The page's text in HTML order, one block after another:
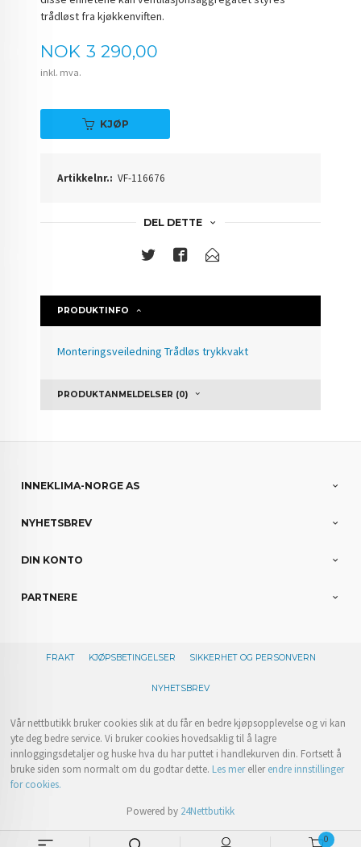
0
trådløst fra kjøkkenviften.
Pris
NOK 3 290,00
inkl. mva.
KJØP
Artikkelnr.: VF-116676
DEL DETTE
PRODUKTINFO
Monteringsveiledning Trådløs trykkvakt
PRODUKTANMELDELSER (0)
INNEKLIMA-NORGE AS
NYHETSBREV
DIN KONTO
PARTNERE
FRAKT KJØPSBETINGELSER SIKKERHET OG PERSONVERN
NYHETSBREV
Vår nettbutikk bruker cookies slik at du får en bedre kjøpsopplevelse og vi kan
yte deg bedre service. Vi bruker cookies hovedsaklig til å lagre
innloggingsdetaljer og huske hva du har puttet i handlekurven din. Fortsett å
bruke siden som normalt om du godtar dette. Les merellerendre innstillinger
for cookies.
Powered by 24Nettbutikk